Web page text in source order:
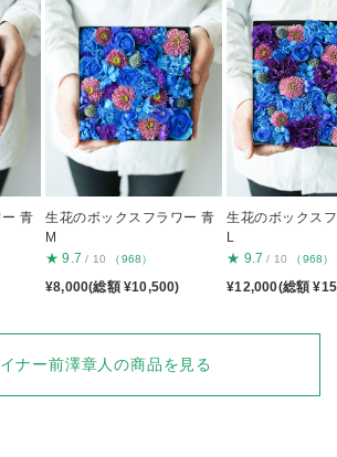
青
生花のボックスフラワー 青
M
★ 9.7 / 10 （968）
¥8,000(総額 ¥10,500)
生花のボックス
L
★ 9.7 / 10 （968）
¥12,000(総額
ナー前澤章人の商品を見る